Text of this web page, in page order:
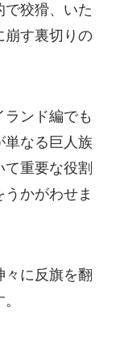
で狡猾、いた
崩す裏切りの
ンド編でも
単なる巨人族
重要な役割
かがわせま
々に反旗を翻